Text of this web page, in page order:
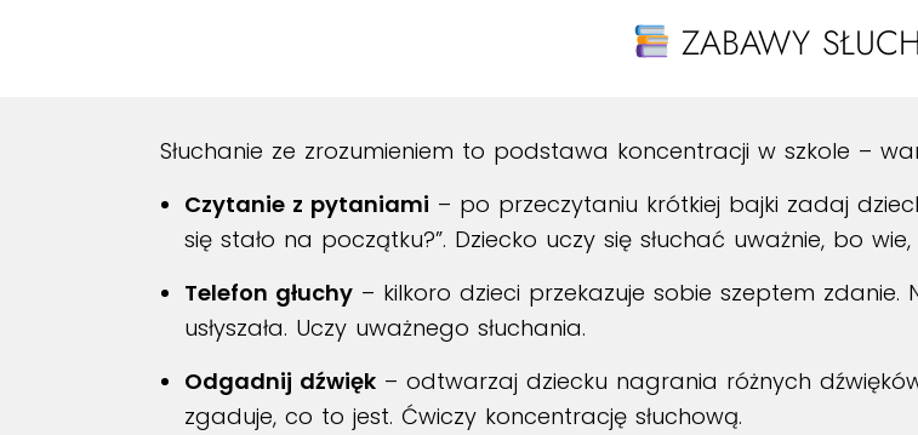
ZABAWY
Słuchanie ze zrozumieniem to podstawa koncentracji w szkole –
Czytanie z pytaniami – po przeczytaniu krótkiej bajki zadaj
się stało na początku?”. Dziecko uczy się słuchać uważnie, bo
Telefon głuchy – kilkoro dzieci przekazuje sobie szeptem
usłyszała. Uczy uważnego słuchania.
Odgadnij dźwięk – odtwarzaj dziecku nagrania różnych
zgaduje, co to jest. Ćwiczy koncentrację słuchową.